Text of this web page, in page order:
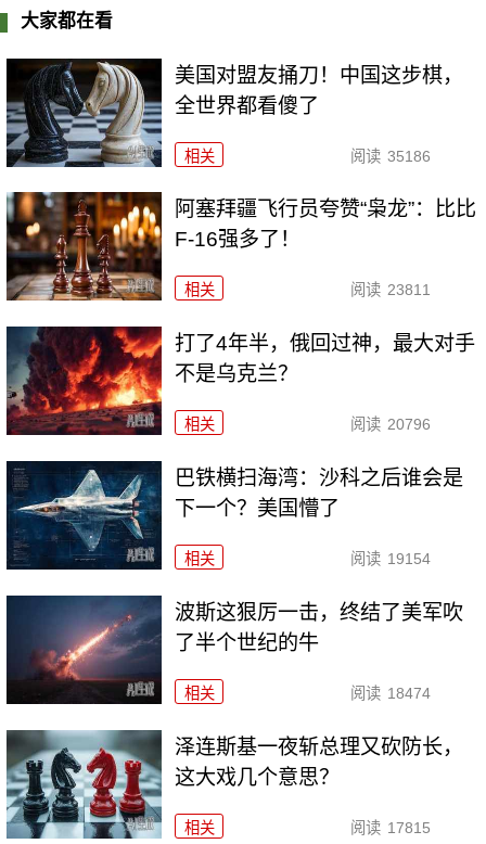
大家都在看
美国对盟友捅刀！中国这步棋，
全世界都看傻了
相关 阅读 35186
阿塞拜疆飞行员夸赞“枭龙”：比比
F-16强多了！
相关 阅读 23811
打了4年半，俄回过神，最大对手
不是乌克兰？
相关 阅读 20796
巴铁横扫海湾：沙科之后谁会是
下一个？美国懵了
相关 阅读 19154
波斯这狠厉一击，终结了美军吹
了半个世纪的牛
相关 阅读 18474
泽连斯基一夜斩总理又砍防长，
这大戏几个意思？
相关 阅读 17815